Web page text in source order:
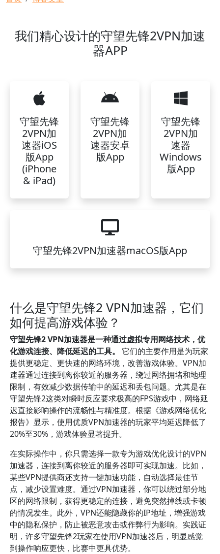
我们精心设计的守望先锋2VPN加速
器APP
守望先锋
2VPN加
速器iOS
版App
(iPhone
& iPad)
守望先锋
2VPN加
速器安卓
版App
守望先锋
2VPN加
速器
Windows
版App
守望先锋2VPN加速器macOS版App
什么是守望先锋2 VPN加速器，它们
如何提高游戏体验？
守望先锋2 VPN加速器是一种通过虚拟专用网络技术，优
化游戏连接、降低延迟的工具。
它们的主要作用是为玩家
提供更稳定、更快速的网络环境，改善游戏体验。VPN加
速器通过连接到离你较近的服务器，绕过网络拥堵和地理
限制，有效减少数据传输中的延迟和丢包问题。尤其是在
守望先锋2这类对瞬时反应要求极高的FPS游戏中，网络延
迟直接影响操作的流畅性与精准度。根据《游戏网络优化
报告》显示，使用优质VPN加速器的玩家平均延迟降低了
20%至30%，游戏体验显著提升。
在实际操作中，你只需选择一款专为游戏优化设计的VPN
加速器，连接到离你较近的服务器即可实现加速。比如，
某些VPN提供商还支持一键加速功能，自动选择最佳节
点，减少设置难度。通过VPN加速器，你可以绕过部分地
区的网络限制，获得更稳定的连接，避免突然掉线或卡顿
的情况发生。此外，VPN还能隐藏你的IP地址，增强游戏
中的隐私保护，防止被恶意攻击或作弊行为影响。实践证
明，许多守望先锋2玩家在使用VPN加速器后，明显感觉
到操作响应更快，比赛中更具优势。